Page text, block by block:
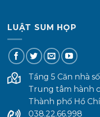
LUẬT SUM HỌP
Tầng 5 Căn nhà
Trung tâm hành
Thành phố Hồ
038.22.66.998